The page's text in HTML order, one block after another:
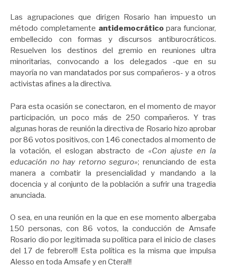
Las agrupaciones que dirigen Rosario han impuesto un
método completamente antidemocrático para funcionar,
embellecido con formas y discursos antiburocráticos.
Resuelven los destinos del gremio en reuniones ultra
minoritarias, convocando a los delegados -que en su
mayoría no van mandatados por sus compañeros- y a otros
activistas afines a la directiva.
Para esta ocasión se conectaron, en el momento de mayor
participación, un poco más de 250 compañeros. Y tras
algunas horas de reunión la directiva de Rosario hizo aprobar
por 86 votos positivos, con 146 conectados al momento de
la votación, el eslogan abstracto de «Con ajuste en la
educación no hay retorno seguro»; renunciando de esta
manera a combatir la presencialidad y mandando a la
docencia y al conjunto de la población a sufrir una tragedia
anunciada.
O sea, en una reunión en la que en ese momento albergaba
150 personas, con 86 votos, la conducción de Amsafe
Rosario dio por legitimada su política para el inicio de clases
del 17 de febrero!!! Esta política es la misma que impulsa
Alesso en toda Amsafe y en Ctera!!!